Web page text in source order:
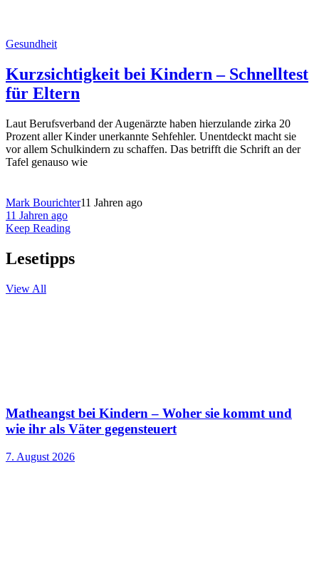
Gesundheit
Kurzsichtigkeit bei Kindern – Schnelltest
für Eltern
Laut Berufsverband der Augenärzte haben hierzulande zirka 20
Prozent aller Kinder unerkannte Sehfehler. Unentdeckt macht sie
vor allem Schulkindern zu schaffen. Das betrifft die Schrift an der
Tafel genauso wie
Mark Bourichter11 Jahren ago
11 Jahren ago
Keep Reading
Lesetipps
View All
Matheangst bei Kindern – Woher sie kommt und
wie ihr als Väter gegensteuert
7. August 2026